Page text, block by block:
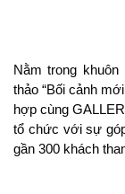
Nằm trong
thảo “Bối cảnh
hợp cùng
tổ chức với sự
gần 300 khách